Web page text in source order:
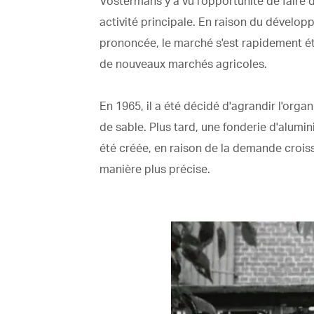
activité principale. En raison du
prononcée, le marché s'est rapidement
de nouveaux marchés agricoles.
En 1965, il a été décidé d'agrandir
de sable. Plus tard, une fonderie
été créée, en raison de la demande
manière plus précise.